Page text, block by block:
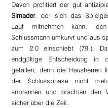
Davon profitiert der gut
Simader, der sich das
Lauf mitnehmen kann, den
Schlussmann umkurvt und aus
zum 2:0 einschiebt (79.).
endgültige Entscheidung in
gefallen, denn die Hausherren
der Schlussphase nicht
anbrennen und brachten den
sicher über die Zeit.